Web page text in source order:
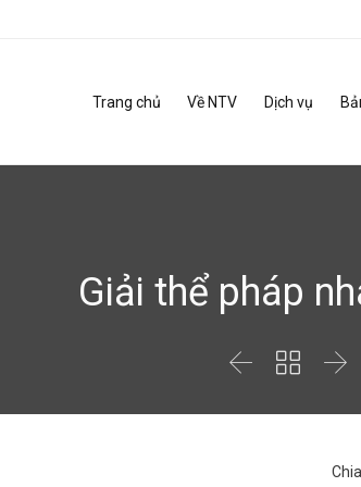
Trang chủ Về NTV Dịch vụ
Giải thể pháp
  